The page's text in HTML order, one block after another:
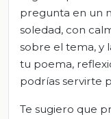
pregunta en un
soledad, con
sobre el tema, y
tu poema,
podrías servirte
Te sugiero que